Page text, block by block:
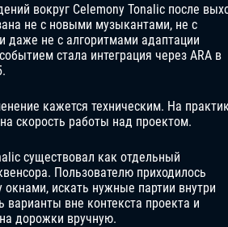
вокруг Celemony Tonalic после
не с новыми музыкантами, не с
даже не с алгоритмами адаптации
стала интеграция через ARA в
кажется техническим. На
скорость работы над проектом.
существовал как отдельный
Пользователю приходилось
искать нужные партии внутри
варианты вне контекста проекта и
дорожки вручную.